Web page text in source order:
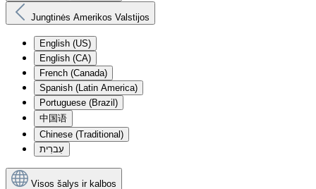
Jungtinės Amerikos Valstijos
English (US)
English (CA)
French (Canada)
Spanish (Latin America)
Portuguese (Brazil)
中国语
Chinese (Traditional)
עִברִית
Visos šalys ir kalbos